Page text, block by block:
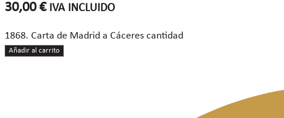
30,00€ IVA INCLUIDO
1868. Carta de Madrid a Cáceres cantidad
Añadir al carrito